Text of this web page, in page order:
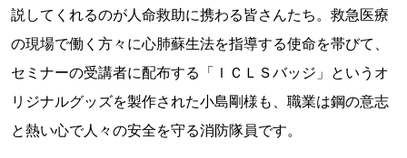
説してくれるのが人命救助に携わる皆さんたち。救急医療
の現場で働く方々に心肺蘇生法を指導する使命を帯びて、
セミナーの受講者に配布する「ＩＣＬＳバッジ」というオ
リジナルグッズを製作された小島剛様も、職業は鋼の意志
と熱い心で人々の安全を守る消防隊員です。